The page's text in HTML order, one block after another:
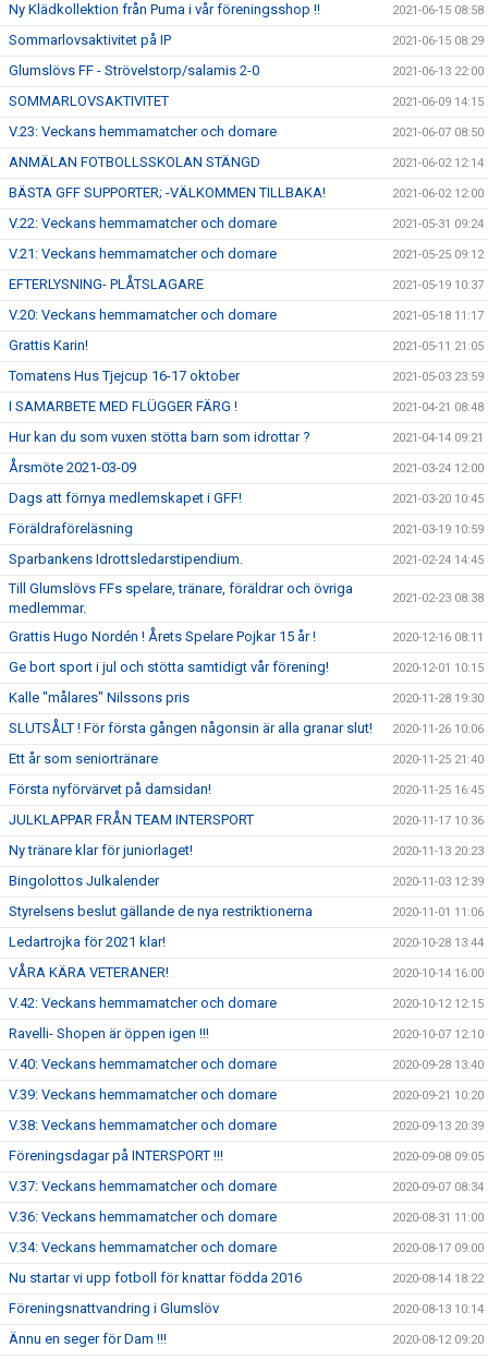
Ny Klädkollektion från Puma i vår föreningsshop !! 2021-06-15 08:58
Sommarlovsaktivitet på IP 2021-06-15 08:29
Glumslövs FF - Strövelstorp/salamis 2-0 2021-06-13 22:00
SOMMARLOVSAKTIVITET 2021-06-09 14:15
V.23: Veckans hemmamatcher och domare 2021-06-07 08:50
ANMÄLAN FOTBOLLSSKOLAN STÄNGD 2021-06-02 12:14
BÄSTA GFF SUPPORTER; -VÄLKOMMEN TILLBAKA! 2021-06-02 12:00
V.22: Veckans hemmamatcher och domare 2021-05-31 09:24
V.21: Veckans hemmamatcher och domare 2021-05-25 09:12
EFTERLYSNING- PLÅTSLAGARE 2021-05-19 10:37
V.20: Veckans hemmamatcher och domare 2021-05-18 11:17
Grattis Karin! 2021-05-11 21:05
Tomatens Hus Tjejcup 16-17 oktober 2021-05-03 23:59
I SAMARBETE MED FLÜGGER FÄRG ! 2021-04-21 08:48
Hur kan du som vuxen stötta barn som idrottar ? 2021-04-14 09:21
Årsmöte 2021-03-09 2021-03-24 12:00
Dags att förnya medlemskapet i GFF! 2021-03-20 10:45
Föräldraföreläsning 2021-03-19 10:59
Sparbankens Idrottsledarstipendium. 2021-02-24 14:45
Till Glumslövs FFs spelare, tränare, föräldrar och övriga
medlemmar.
2021-02-23 08:38
Grattis Hugo Nordén ! Årets Spelare Pojkar 15 år ! 2020-12-16 08:11
Ge bort sport i jul och stötta samtidigt vår förening! 2020-12-01 10:15
Kalle "målares" Nilssons pris 2020-11-28 19:30
SLUTSÅLT ! För första gången någonsin är alla granar slut! 2020-11-26 10:06
Ett år som seniortränare 2020-11-25 21:40
Första nyförvärvet på damsidan! 2020-11-25 16:45
JULKLAPPAR FRÅN TEAM INTERSPORT 2020-11-17 10:36
Ny tränare klar för juniorlaget! 2020-11-13 20:23
Bingolottos Julkalender 2020-11-03 12:39
Styrelsens beslut gällande de nya restriktionerna 2020-11-01 11:06
Ledartrojka för 2021 klar! 2020-10-28 13:44
VÅRA KÄRA VETERANER! 2020-10-14 16:00
V.42: Veckans hemmamatcher och domare 2020-10-12 12:15
Ravelli- Shopen är öppen igen !!! 2020-10-07 12:10
V.40: Veckans hemmamatcher och domare 2020-09-28 13:40
V.39: Veckans hemmamatcher och domare 2020-09-21 10:20
V.38: Veckans hemmamatcher och domare 2020-09-13 20:39
Föreningsdagar på INTERSPORT !!! 2020-09-08 09:05
V.37: Veckans hemmamatcher och domare 2020-09-07 08:34
V.36: Veckans hemmamatcher och domare 2020-08-31 11:00
V.34: Veckans hemmamatcher och domare 2020-08-17 09:00
Nu startar vi upp fotboll för knattar födda 2016 2020-08-14 18:22
Föreningsnattvandring i Glumslöv 2020-08-13 10:14
Ännu en seger för Dam !!! 2020-08-12 09:20